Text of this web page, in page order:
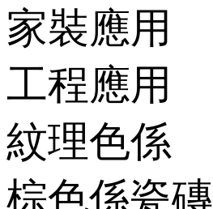
家裝應用
工程應用
紋理色係
棕色係瓷磚